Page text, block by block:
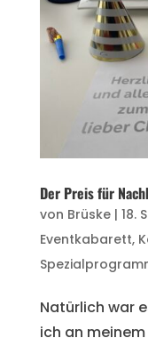
Der Preis für
von Brüske| 18.
Eventkabarett,
Natürlich war
ich an